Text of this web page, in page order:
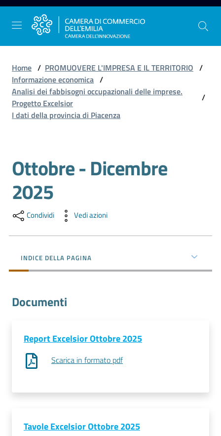
Vai al contenuto
Vai alla navigazione
Vai al footer
La
Camera
Gestire
l'impresa
Promuovere
e
territorio
Tutelare
Home / PROMUOVERE L'IMPRESA E IL TERRITORIO /
Informazione economica /
Analisi dei fabbisogni occupazionali delle imprese.
Progetto Excelsior
/
I dati della provincia di Piacenza
Salta al contenuto
Ottobre - Dicembre
2025
Condividi Vedi azioni
INDICE DELLA PAGINA
Documenti
Report Excelsior Ottobre 2025
Scarica in formato pdf
Tavole Excelsior Ottobre 2025